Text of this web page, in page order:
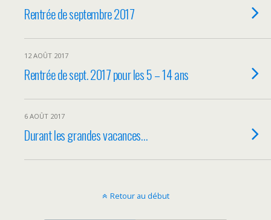
Rentrée de septembre 2017
12 AOÛT 2017
Rentrée de sept. 2017 pour les 5 – 14 ans
6 AOÛT 2017
Durant les grandes vacances…
Retour au début